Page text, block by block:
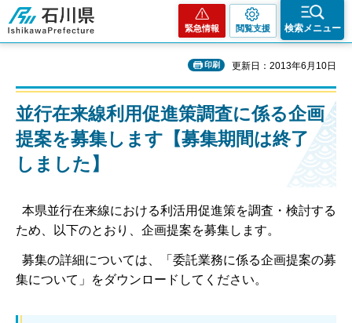
石川県
緊急情報 閲覧支援 検索メニュー
印刷 更新日：2013年6月10日
並行在来線利用促進策調査に係る企画
提案を募集します【募集期間は終了
しました】
本県並行在来線における利活用促進策を調査・検討する
ため、以下のとおり、企画提案を募集します。
募集の詳細については、「委託業務に係る企画提案の募
集について」をダウンロードしてください。